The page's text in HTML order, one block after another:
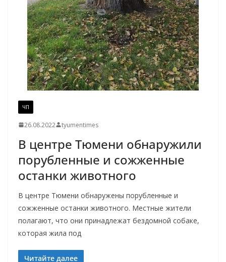
ЧП
26.08.2022 tyumentimes
В центре Тюмени обнаружили
порубленные и сожженные
останки животного
В центре Тюмени обнаружены порубленные и
сожженные останки животного. Местные жители
полагают, что они принадлежат бездомной собаке,
которая жила под
Читайте далее